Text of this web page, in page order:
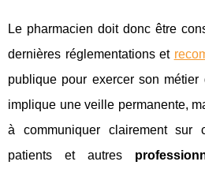
Le pharmacien doit donc être
dernières réglementations et
publique pour exercer son
implique une veille permanente,
à communiquer clairement sur
patients et autres